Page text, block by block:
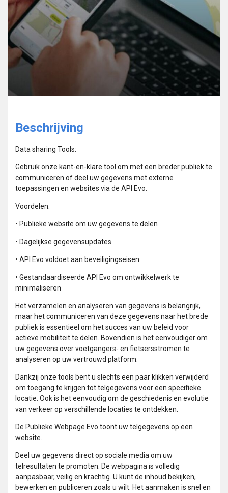
Beschrijving
Data sharing Tools:
Gebruik onze kant-en-klare tool om met een breder publiek te
communiceren of deel uw gegevens met externe
toepassingen en websites via de API Evo.
Voordelen:
• Publieke website om uw gegevens te delen
• Dagelijkse gegevensupdates
• API Evo voldoet aan beveiligingseisen
• Gestandaardiseerde API Evo om ontwikkelwerk te
minimaliseren
Het verzamelen en analyseren van gegevens is belangrijk,
maar het communiceren van deze gegevens naar het brede
publiek is essentieel om het succes van uw beleid voor
actieve mobiliteit te delen. Bovendien is het eenvoudiger om
uw gegevens over voetgangers- en fietsersstromen te
analyseren op uw vertrouwd platform.
Dankzij onze tools bent u slechts een paar klikken verwijderd
om toegang te krijgen tot telgegevens voor een specifieke
locatie. Ook is het eenvoudig om de geschiedenis en evolutie
van verkeer op verschillende locaties te ontdekken.
De Publieke Webpage Evo toont uw telgegevens op een
website.
Deel uw gegevens direct op sociale media om uw
telresultaten te promoten. De webpagina is volledig
aanpasbaar, veilig en krachtig. U kunt de inhoud bekijken,
bewerken en publiceren zoals u wilt. Het aanmaken is snel en